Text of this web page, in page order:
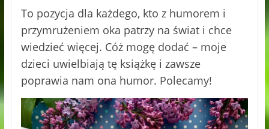
To pozycja dla każdego, kto z humorem i
przymrużeniem oka patrzy na świat i chce
wiedzieć więcej. Cóż mogę dodać – moje
dzieci uwielbiają tę książkę i zawsze
poprawia nam ona humor. Polecamy!